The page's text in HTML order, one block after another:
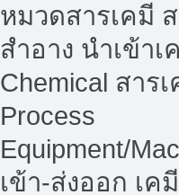
หมวดสารเคมี
สำอาง นำเข้
Chemical สาร
Process
Equipment/
เข้า-ส่งออก เ